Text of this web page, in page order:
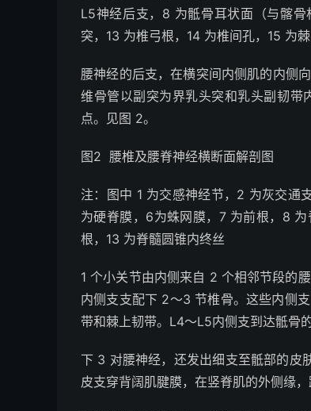
L5神经后支，8 为骶骨耳状面（与髂
突，13 为椎弓根，14 为椎间孔，15 为
腰神经的后支，在横突间内侧肌的内侧
维骨管以副突为界乳头突和乳头副韧带
点。见图 2。
图2 腰椎及腰脊神经横断面解剖图
注：图中 1 为交感神经节，2 为灰交通
为硬脊膜，6为蛛网膜，7 为前根，8
根，13 为脊髓圆锥内终丝
1 个小关节由内侧来自 2 个相邻节段的
内侧支支配下 2～3 节椎骨。这些内侧
带和棘上韧带。L4～L5内侧支到达骶骨
下 3 对腰神经，还发出细支至骶部的皮
皮支穿背阔肌腱膜，在竖脊肌的外侧缘